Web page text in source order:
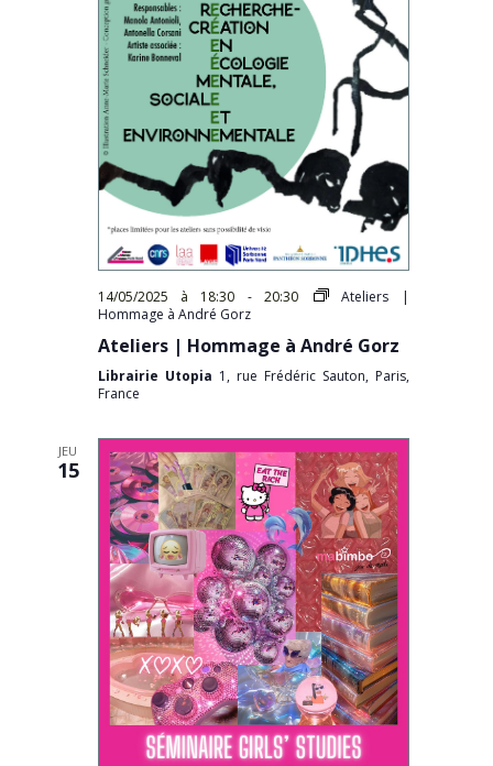
14/05/2025 à 18:30 -20:30
Ateliers |
Hommage à André Gorz
Ateliers | Hommage à André Gorz
Librairie Utopia 1, rue Frédéric Sauton, Paris,
France
JEU
15